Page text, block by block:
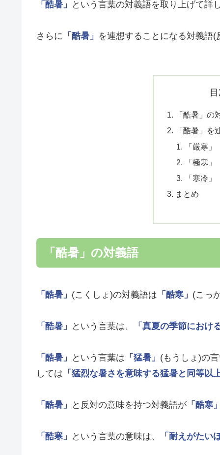
「酷暑」 という言葉の対義語を取り上げて詳
さらに 「酷暑」 を連想することになる対義語
「酷暑」の
「酷暑」を
「厳寒
「極寒
「寒冷
まとめ
「酷暑」の対義語
「酷暑」 (こくしょ)の対義語は 「酷寒」 (こっ
「酷暑」 という言葉は、 「真夏の季節におけ
「酷暑」 という言葉は 「猛暑」 (もうしょ)の
しては 「猛烈な暑さを意味する猛暑と同等以
「酷暑」 と反対の意味を持つ対義語が 「酷寒
「酷寒」 という言葉の意味は、 「耐えがたい